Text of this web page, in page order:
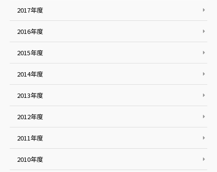
2017年度
2016年度
2015年度
2014年度
2013年度
2012年度
2011年度
2010年度